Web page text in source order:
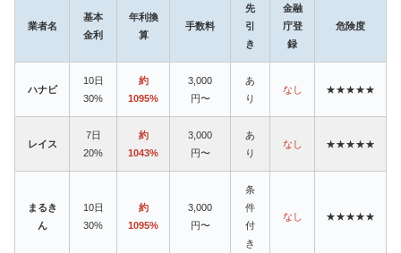
業者名
基本
金利
年利換
算
手数料
先
引
き
金融
庁登
録
危険度
ハナビ
10日
30%
約
1095%
3,000
円〜
あ
り
なし ★★★★★
レイス
7日
20%
約
1043%
3,000
円〜
あ
り
なし ★★★★★
まるき
ん
10日
30%
約
1095%
3,000
円〜
条
件
付
き
なし ★★★★★